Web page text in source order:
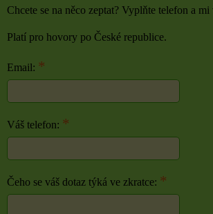
Chcete se na něco zeptat? Vyplňte telefon a
Platí pro hovory po České republice.
Email: *
Váš telefon: *
Čeho se váš dotaz týká ve zkratce: *